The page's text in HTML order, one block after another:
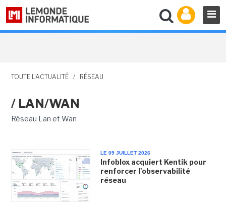
TOUTE L'ACTUALITÉ / RÉSEAU
/ LAN/WAN
Réseau Lan et Wan
LE 09 JUILLET 2026
Infoblox acquiert Kentik pour
renforcer l'observabilité
réseau